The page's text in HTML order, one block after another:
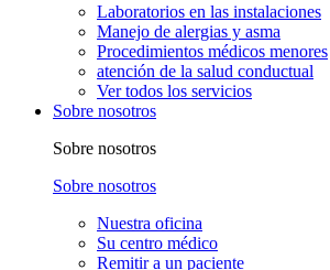
Laboratorios en las instalaciones
Manejo de alergias y asma
Procedimientos médicos menores
atención de la salud conductual
Ver todos los servicios
Sobre nosotros
Sobre nosotros
Sobre nosotros
Nuestra oficina
Su centro médico
Remitir a un paciente